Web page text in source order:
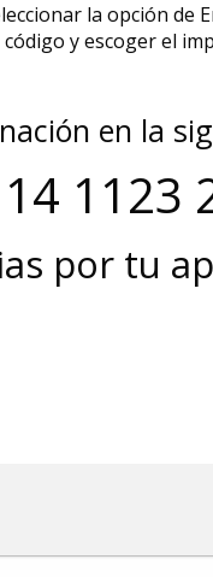
la opción de
y escoger el
en la
1123
por tu